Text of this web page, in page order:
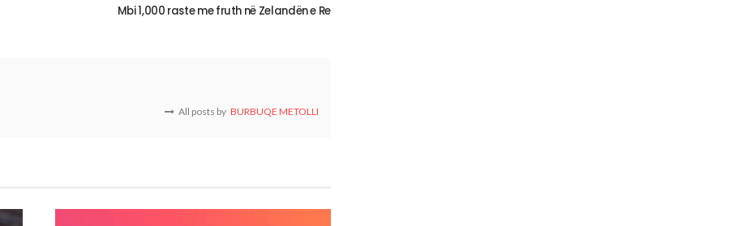
Mbi 1,000 raste me fruth në Zelandën e Re
All posts by BURBUQE METOLLI